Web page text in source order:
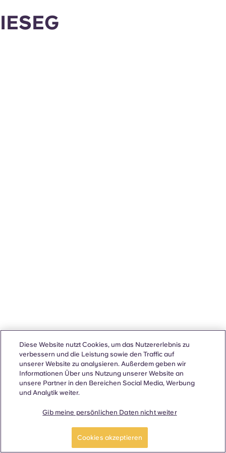
IESEG
Diese Website nutzt Cookies, um das Nutzererlebnis zu
verbessern und die Leistung sowie den Traffic auf
unserer Website zu analysieren. Außerdem geben wir
Informationen Über uns Nutzung unserer Website an
unsere Partner in den Bereichen Social Media, Werbung
und Analytik weiter.
Gib meine persönlichen Daten nicht weiter
Cookies akzeptieren